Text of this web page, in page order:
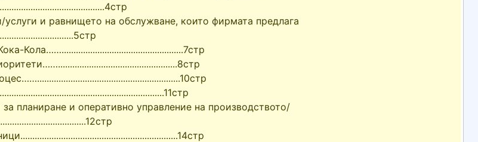
услуги и равнището на обслужване, които фирмата предлага
Кола……...................................................7стр
планиране и оперативно управление на производството/